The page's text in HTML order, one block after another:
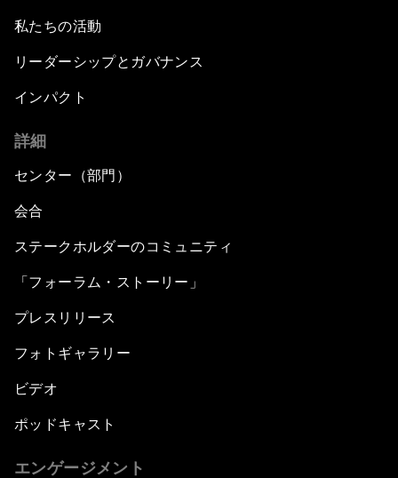
私たちの活動
リーダーシップとガバナンス
インパクト
詳細
センター（部門）
会合
ステークホルダーのコミュニティ
「フォーラム・ストーリー」
プレスリリース
フォトギャラリー
ビデオ
ポッドキャスト
エンゲージメント